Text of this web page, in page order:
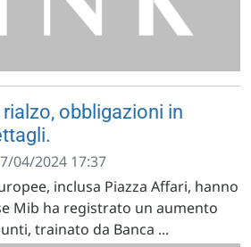
obbligazioni in
04/2024 17:37
inclusa Piazza Affari, hanno
Mib ha registrato un aumento
trainato da Banca ...